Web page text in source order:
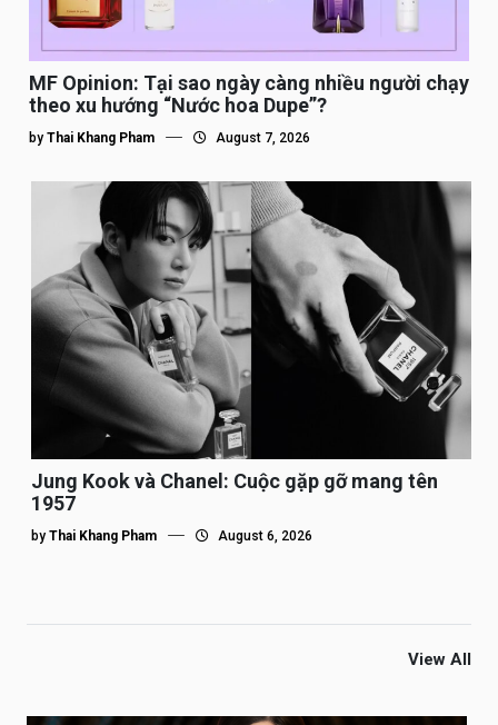
MF Opinion: Tại sao ngày càng nhiều người chạy
theo xu hướng “Nước hoa Dupe”?
by Thai Khang Pham August 7, 2026
Jung Kook và Chanel: Cuộc gặp gỡ mang tên
1957
by Thai Khang Pham August 6, 2026
View All